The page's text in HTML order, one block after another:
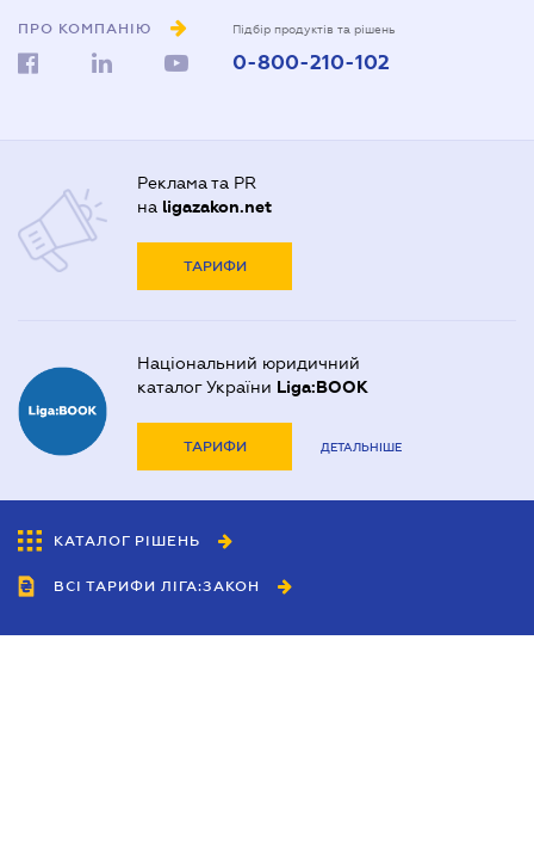
ПРО КОМПАНІЮ Підбір продуктів та рішень
0-800-210-102
Реклама та PR
на ligazakon.net
ТАРИФИ
Національний юридичний
каталог України Liga:BOOK
ТАРИФИ ДЕТАЛЬНІШЕ
КАТАЛОГ РІШЕНЬ
ВСІ ТАРИФИ ЛІГА:ЗАКОН